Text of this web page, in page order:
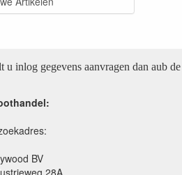
u inlog gegevens aanvragen dan aub
BV
28A